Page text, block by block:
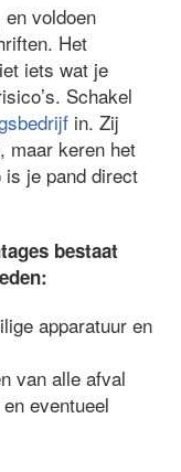
voldoen
Het
iets wat je
Schakel
in. Zij
maar keren het
je pand direct
bestaat
apparatuur en
van alle afval
eventueel